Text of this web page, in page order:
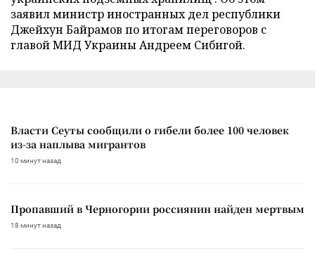
заявил министр иностранных дел республики
Джейхун Байрамов по итогам переговоров с
главой МИД Украины Андреем Сибигой.
Власти Сеуты сообщили о гибели более 100 человек
из-за наплыва мигрантов
10 минут назад
Пропавший в Черногории россиянин найден мертвым
18 минут назад